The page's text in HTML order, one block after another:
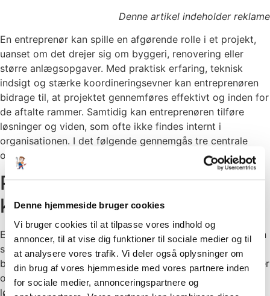
Denne hjemmeside bruger cookies
Vi bruger cookies til at tilpasse vores indhold og
annoncer, til at vise dig funktioner til sociale medier og til
at analysere vores trafik. Vi deler også oplysninger om
din brug af vores hjemmeside med vores partnere inden
for sociale medier, annonceringspartnere og
Denne artikel indeholder reklame
En entreprenør kan spille en afgørende rolle i et projekt,
uanset om det drejer sig om byggeri, renovering eller
større anlægsopgaver. Med praktisk erfaring, teknisk
indsigt og stærke koordineringsevner kan entreprenøren
bidrage til, at projektet gennemføres effektivt og inden for
de aftalte rammer. Samtidig kan entreprenøren tilføre
løsninger og viden, som ofte ikke findes internt i
organisationen. I det følgende gennemgås tre centrale
områder, hvor entreprenøren skaber værdi.
Projektstyring og
koordinering
En entreprenør bidrager først og fremmest ved at sikre en
struktureret projektstyring. Entreprenøren fungerer som
bindeled mellem bygherre, rådgivere og underleverandører
og skaber dermed et samlet overblik over processen. Ved
løbende at koordinere tidsplaner, ressourcer og